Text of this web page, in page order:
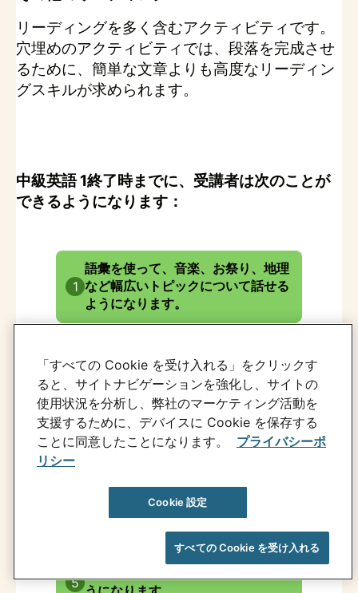
リーディングを多く含むアクティビティです。
穴埋めのアクティビティでは、段落を完成させ
るために、簡単な文章よりも高度なリーディン
グスキルが求められます。
中級英語 1終了時までに、受講者は次のことが
できるようになります：
1
語彙を使って、音楽、お祭り、地理
など幅広いトピックについて話せる
ようになります。
2
る単語を理解して使用し、質問をし
たり、質問に答えたりできるように
なります。
3
様々な文脈の中で、簡単な過去形と
現在形を使用できるようになりま
法助動詞など、さらに多くのタイプ
の動詞を使って、可能性について話
せるようになります。
5
「すべての Cookie を受け入れる」をクリックす
ると、サイトナビゲーションを強化し、サイトの
使用状況を分析し、弊社のマーケティング活動を
支援するために、デバイスに Cookie を保存する
ことに同意したことになります。
プライバシーポ
リシー
Cookie 設定
すべての Cookie を受け入れる